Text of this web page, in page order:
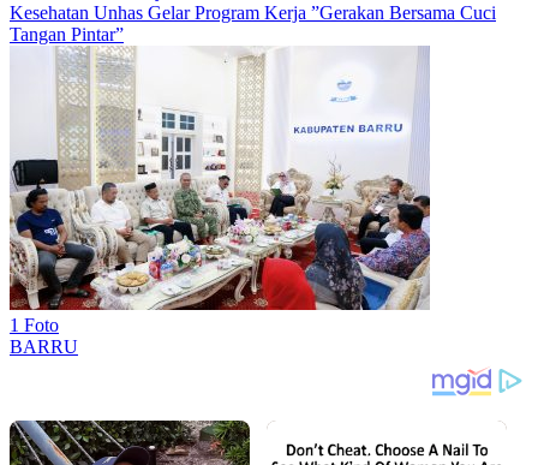
Kesehatan Unhas Gelar Program Kerja ”Gerakan Bersama Cuci
Tangan Pintar”
1 Foto
BARRU